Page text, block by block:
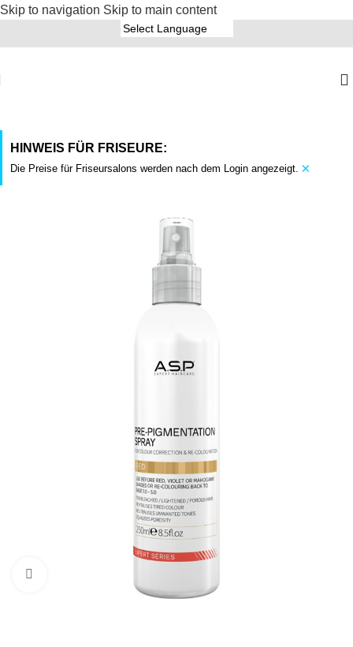
Skip to navigation Skip to main content
HINWEIS FÜR FRISEURE:
Die Preise für Friseursalons werden nach dem Login angezeigt. ×